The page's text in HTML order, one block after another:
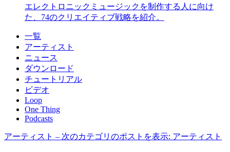
エレクトロニックミュージックを制作する人に向け
た、74のクリエイティブ戦略を紹介。
一覧
アーティスト
ニュース
ダウンロード
チュートリアル
ビデオ
Loop
One Thing
Podcasts
アーティスト – 次のカテゴリのポストを表示: アーティスト